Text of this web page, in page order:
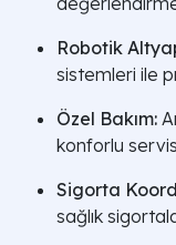
Robotik
sistemleri ile
Özel Bakım:
konforlu
Sigorta
sağlık